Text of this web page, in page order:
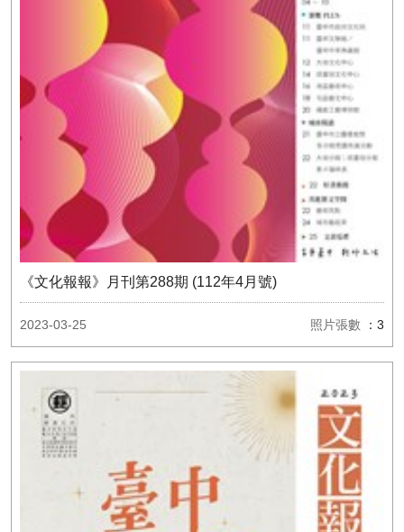
《文化報報》月刊第288期 (112年4月號)
2023-03-25 照片張數 ：3